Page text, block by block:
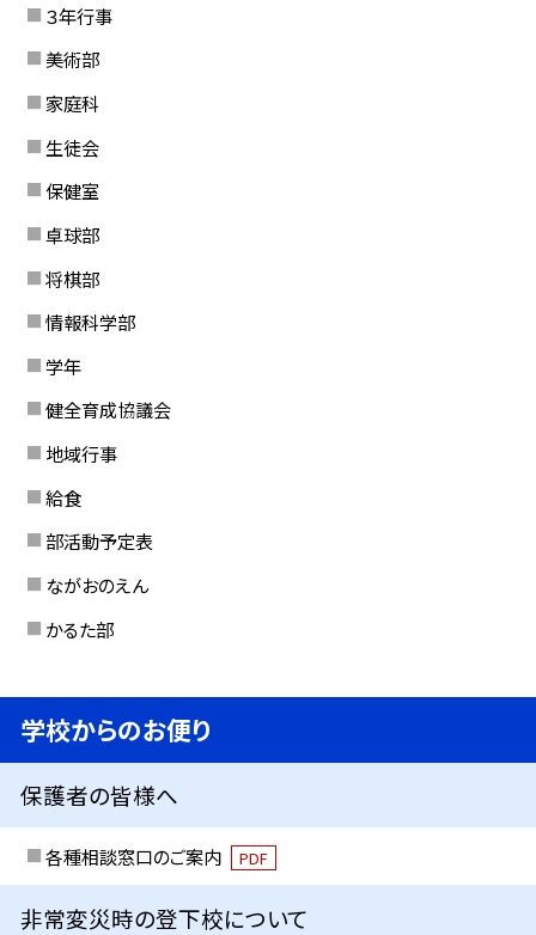
３年行事
美術部
家庭科
生徒会
保健室
卓球部
将棋部
情報科学部
学年
健全育成協議会
地域行事
給食
部活動予定表
ながおのえん
かるた部
学校からのお便り
保護者の皆様へ
各種相談窓口のご案内 PDF
非常変災時の登下校について